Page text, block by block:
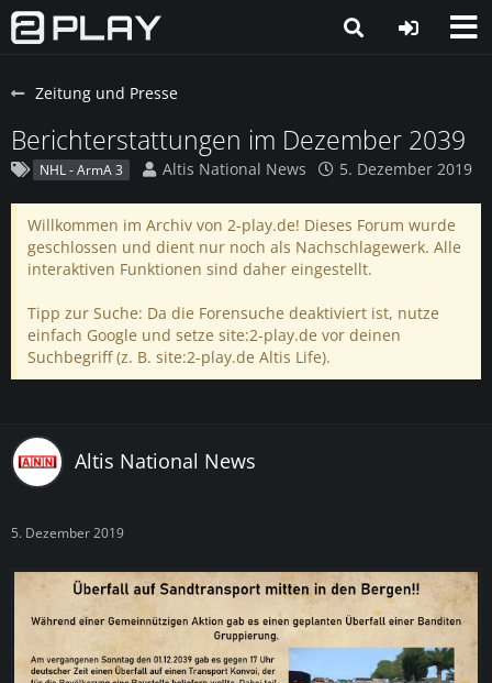
Zeitung und Presse
Berichterstattungen im Dezember 2039
NHL - ArmA 3 Altis National News 5. Dezember 2019
Willkommen im Archiv von 2-play.de! Dieses Forum wurde
geschlossen und dient nur noch als Nachschlagewerk. Alle
interaktiven Funktionen sind daher eingestellt.
Tipp zur Suche: Da die Forensuche deaktiviert ist, nutze
einfach Google und setze site:2-play.de vor deinen
Suchbegriff (z. B. site:2-play.de Altis Life).
Altis National News
5. Dezember 2019